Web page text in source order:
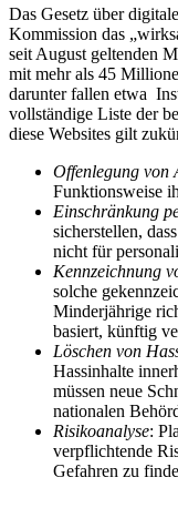
Das Gesetz über
Kommission das
seit August geltenden
mit mehr als 45
darunter fallen etwa
vollständige Liste der
diese Websites gilt
Offenlegung von
Funktionsweise
Einschränkung
sicherstellen,
nicht für
Kennzeichnung
solche
Minderjährige
basiert, künftig
Löschen von
Hassinhalte
müssen neue
nationalen
Risikoanalyse:
verpflichtende
Gefahren zu